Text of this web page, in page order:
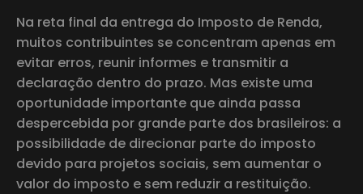
Na reta final da entrega do Imposto de Renda,
muitos contribuintes se concentram apenas em
evitar erros, reunir informes e transmitir a
declaração dentro do prazo. Mas existe uma
oportunidade importante que ainda passa
despercebida por grande parte dos brasileiros: a
possibilidade de direcionar parte do imposto
devido para projetos sociais, sem aumentar o
valor do imposto e sem reduzir a restituição.